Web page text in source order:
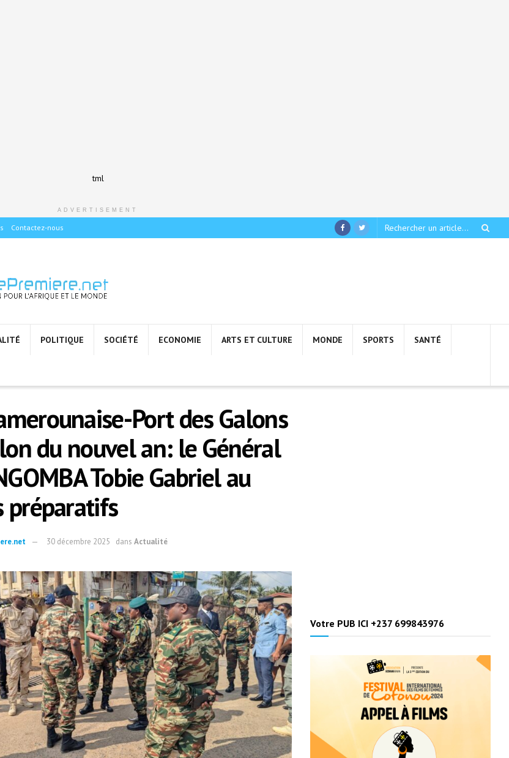
tml
ADVERTISEMENT
Contactez-nous
POLITIQUE SOCIÉTÉ ECONOMIE ARTS ET CULTURE MONDE SPORTS SANTÉ
Port des Galons
du nouvel an: le Général
Tobie Gabriel au
préparatifs
30 décembre 2025 dans Actualité
Votre PUB ICI +237 699843976